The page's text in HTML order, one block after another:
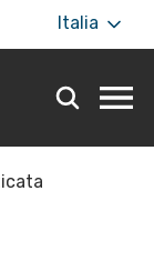
Italia